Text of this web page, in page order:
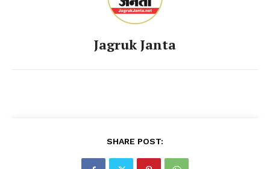
Jagruk Janta
SHARE POST: